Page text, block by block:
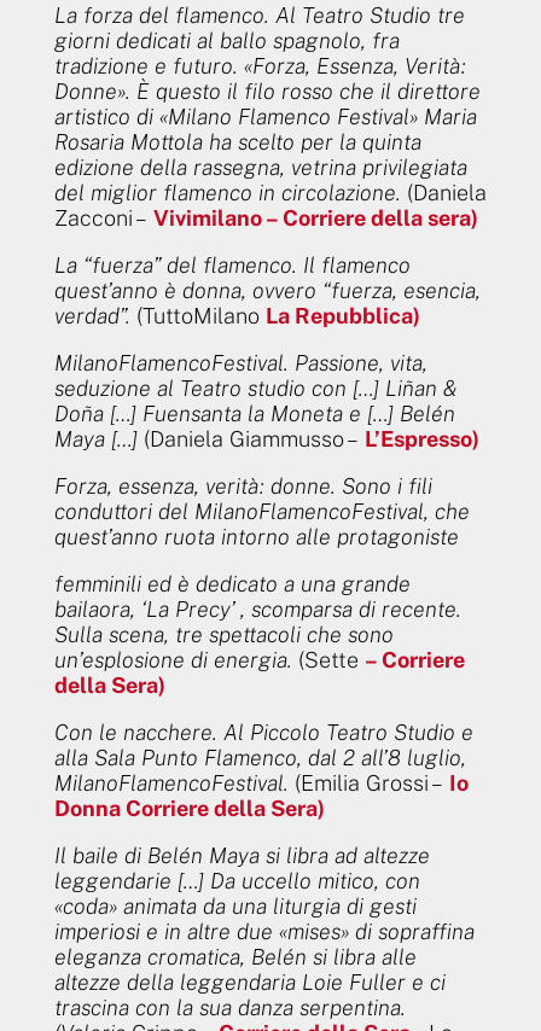
La forza del flamenco. Al Teatro Studio tre
giorni dedicati al ballo spagnolo, fra
tradizione e futuro. «Forza, Essenza, Verità:
Donne». È questo il filo rosso che il direttore
artistico di «Milano Flamenco Festival» Maria
Rosaria Mottola ha scelto per la quinta
edizione della rassegna, vetrina privilegiata
del miglior flamenco in circolazione. (Daniela
Zacconi – Vivimilano – Corriere della sera)
La “fuerza” del flamenco. Il flamenco
quest’anno è donna, ovvero “fuerza, esencia,
verdad”. (TuttoMilano La Repubblica)
MilanoFlamencoFestival. Passione, vita,
seduzione al Teatro studio con […] Liñan &
Doña […] Fuensanta la Moneta e […] Belén
Maya […] (Daniela Giammusso – L’Espresso)
Forza, essenza, verità: donne. Sono i fili
conduttori del MilanoFlamencoFestival, che
quest’anno ruota intorno alle protagoniste
femminili ed è dedicato a una grande
bailaora, ‘La Precy’ , scomparsa di recente.
Sulla scena, tre spettacoli che sono
un’esplosione di energia. (Sette – Corriere
della Sera)
Con le nacchere. Al Piccolo Teatro Studio e
alla Sala Punto Flamenco, dal 2 all’8 luglio,
MilanoFlamencoFestival. (Emilia Grossi – Io
Donna Corriere della Sera)
Il baile di Belén Maya si libra ad altezze
leggendarie […] Da uccello mitico, con
«coda» animata da una liturgia di gesti
imperiosi e in altre due «mises» di sopraffina
eleganza cromatica, Belén si libra alle
altezze della leggendaria Loie Fuller e ci
trascina con la sua danza serpentina.